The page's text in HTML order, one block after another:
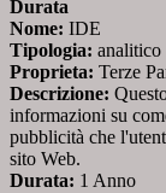
Durata
Nome: IDE
Tipologia: analitico
Proprieta: Terze
Descrizione:
informazioni su
pubblicità che
sito Web.
Durata: 1 Anno